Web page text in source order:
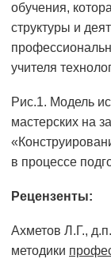
обучения,
структуры и
учителя
Рис.1. Модель
мастерских на
в процессе
Рецензенты:
Ахметов Л.Г.,
методики